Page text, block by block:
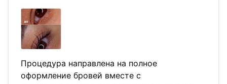
Процедура направлена на полное
оформление бровей вместе с